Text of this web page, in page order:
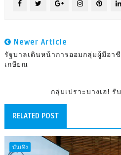
Newer Article
รัฐบาลเดินหน้าการออมกลุ่มผู้มีอา
เกษียณ
กลุ่มเปราะบางเฮ!
RELATED POST
บันเทิง